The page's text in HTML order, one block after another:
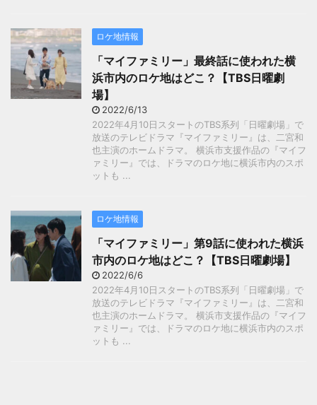
ロケ地情報
「マイファミリー」最終話に使われた横
浜市内のロケ地はどこ？【TBS日曜劇
場】
2022/6/13
2022年4月10日スタートのTBS系列「日曜劇場」で
放送のテレビドラマ『マイファミリー』は、二宮和
也主演のホームドラマ。 横浜市支援作品の『マイフ
ァミリー』では、ドラマのロケ地に横浜市内のスポ
ットも ...
ロケ地情報
「マイファミリー」第9話に使われた横浜
市内のロケ地はどこ？【TBS日曜劇場】
2022/6/6
2022年4月10日スタートのTBS系列「日曜劇場」で
放送のテレビドラマ『マイファミリー』は、二宮和
也主演のホームドラマ。 横浜市支援作品の『マイフ
ァミリー』では、ドラマのロケ地に横浜市内のスポ
ットも ...